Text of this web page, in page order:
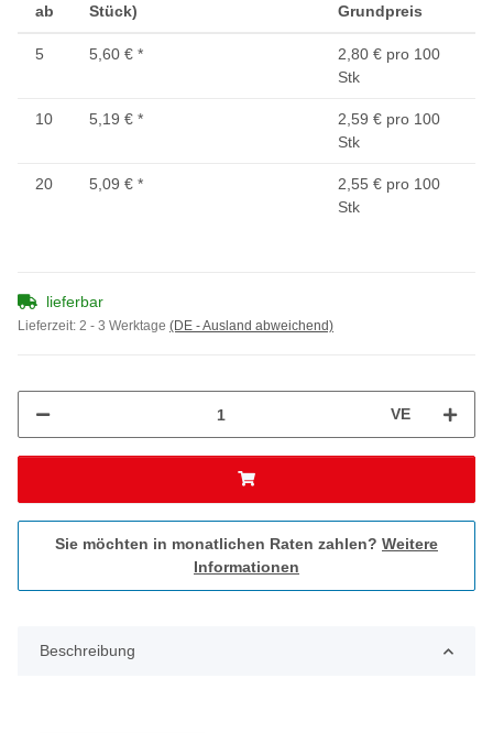
ab
Stück)
Grundpreis
5 5,60 € *
2,80 € pro 100
Stk
10 5,19 € *
2,59 € pro 100
Stk
20 5,09 € *
2,55 € pro 100
Stk
lieferbar
Lieferzeit: 2 - 3 Werktage (DE - Ausland abweichend)
VE
Sie möchten in monatlichen Raten zahlen? Weitere
Informationen
Beschreibung